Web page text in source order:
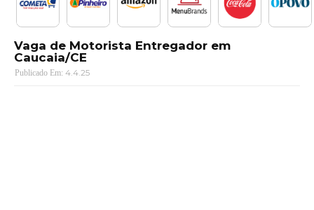
Vaga de Motorista Entregador em
Caucaia/CE
4.4.25